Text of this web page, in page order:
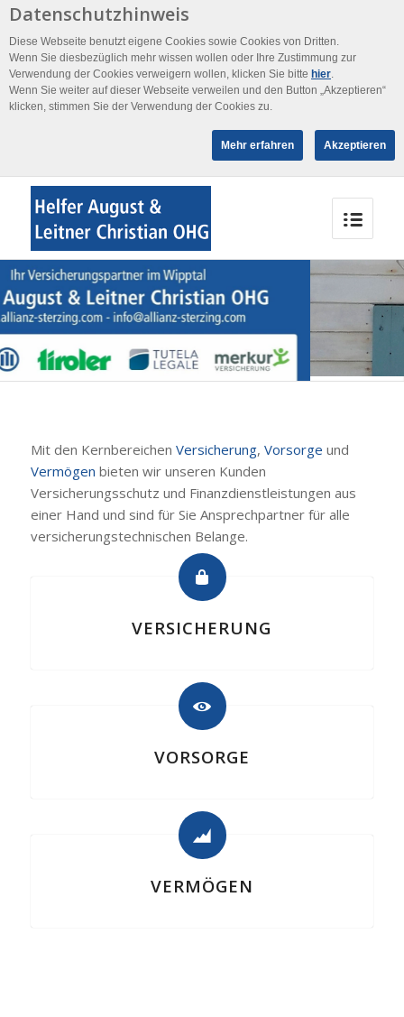
Datenschutzhinweis
Diese Webseite benutzt eigene Cookies sowie Cookies von Dritten.
Wenn Sie diesbezüglich mehr wissen wollen oder Ihre Zustimmung zur
Verwendung der Cookies verweigern wollen, klicken Sie bitte hier.
Wenn Sie weiter auf dieser Webseite verweilen und den Button „Akzeptieren“
klicken, stimmen Sie der Verwendung der Cookies zu.
Mehr erfahren Akzeptieren
VERSICHERUNG
Mit den Kernbereichen Versicherung, Vorsorge und
Vermögen bieten wir unseren Kunden
Versicherungsschutz und Finanzdienstleistungen aus
einer Hand und sind für Sie Ansprechpartner für alle
versicherungstechnischen Belange.
VERSICHERUNG
VORSORGE
VERMÖGEN